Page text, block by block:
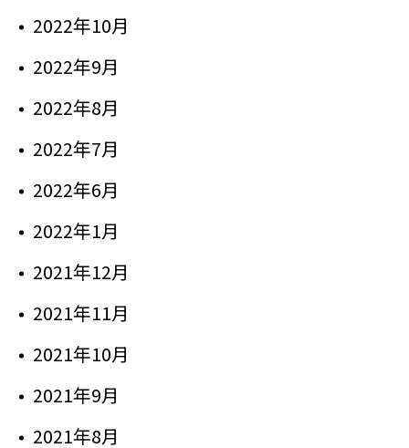
2022年10月
2022年9月
2022年8月
2022年7月
2022年6月
2022年1月
2021年12月
2021年11月
2021年10月
2021年9月
2021年8月